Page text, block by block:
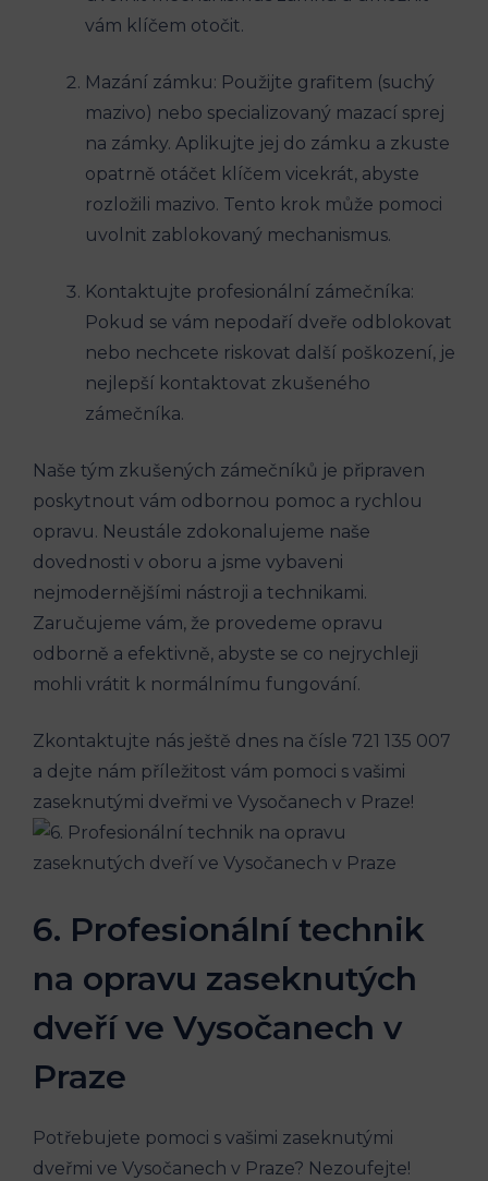
vám klíčem otočit.
Mazání zámku: Použijte grafitem (suchý
mazivo) nebo specializovaný mazací sprej
na zámky. Aplikujte jej do zámku a zkuste
opatrně otáčet klíčem vicekrát, abyste
rozložili mazivo. Tento krok může pomoci
uvolnit zablokovaný mechanismus.
Kontaktujte profesionální zámečníka:
Pokud se vám nepodaří dveře odblokovat
nebo nechcete riskovat další poškození, je
nejlepší kontaktovat zkušeného
zámečníka.
Naše tým zkušených zámečníků je připraven
poskytnout vám odbornou pomoc a rychlou
opravu. Neustále zdokonalujeme naše
dovednosti v oboru a jsme vybaveni
nejmodernějšími nástroji a technikami.
Zaručujeme vám, že provedeme opravu
odborně a efektivně, abyste se co nejrychleji
mohli vrátit k normálnímu fungování.
Zkontaktujte nás ještě dnes na čísle 721 135 007
a dejte nám příležitost vám pomoci s vašimi
zaseknutými dveřmi ve Vysočanech v Praze!
6. Profesionální technik
na opravu zaseknutých
dveří ve Vysočanech v
Praze
Potřebujete pomoci s vašimi zaseknutými
dveřmi ve Vysočanech v Praze? Nezoufejte!